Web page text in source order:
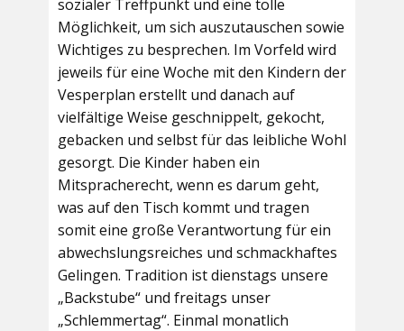
sozialer Treffpunkt und eine tolle
Möglichkeit, um sich auszutauschen sowie
Wichtiges zu besprechen. Im Vorfeld wird
jeweils für eine Woche mit den Kindern der
Vesperplan erstellt und danach auf
vielfältige Weise geschnippelt, gekocht,
gebacken und selbst für das leibliche Wohl
gesorgt. Die Kinder haben ein
Mitspracherecht, wenn es darum geht,
was auf den Tisch kommt und tragen
somit eine große Verantwortung für ein
abwechslungsreiches und schmackhaftes
Gelingen. Tradition ist dienstags unsere
„Backstube“ und freitags unser
„Schlemmertag“. Einmal monatlich